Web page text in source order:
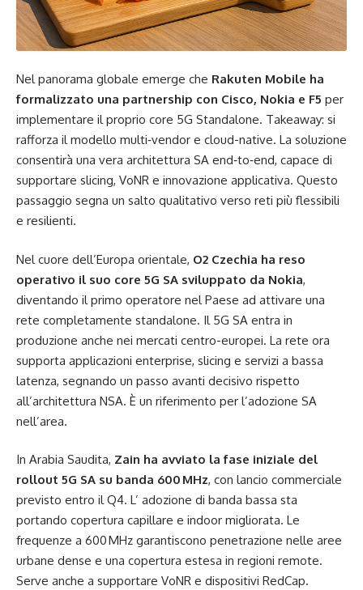
Nel panorama globale emerge che Rakuten Mobile ha
formalizzato una partnership con Cisco, Nokia e F5 per
implementare il proprio core 5G Standalone. Takeaway: si
rafforza il modello multi‑vendor e cloud-native. La soluzione
consentirà una vera architettura SA end‑to‑end, capace di
supportare slicing, VoNR e innovazione applicativa. Questo
passaggio segna un salto qualitativo verso reti più flessibili
e resilienti.
Nel cuore dell’Europa orientale, O2 Czechia ha reso
operativo il suo core 5G SA sviluppato da Nokia,
diventando il primo operatore nel Paese ad attivare una
rete completamente standalone. Il 5G SA entra in
produzione anche nei mercati centro-europei. La rete ora
supporta applicazioni enterprise, slicing e servizi a bassa
latenza, segnando un passo avanti decisivo rispetto
all’architettura NSA. È un riferimento per l’adozione SA
nell’area.
In Arabia Saudita, Zain ha avviato la fase iniziale del
rollout 5G SA su banda 600 MHz, con lancio commerciale
previsto entro il Q4. L’ adozione di banda bassa sta
portando copertura capillare e indoor migliorata. Le
frequenze a 600 MHz garantiscono penetrazione nelle aree
urbane dense e una copertura estesa in regioni remote.
Serve anche a supportare VoNR e dispositivi RedCap.